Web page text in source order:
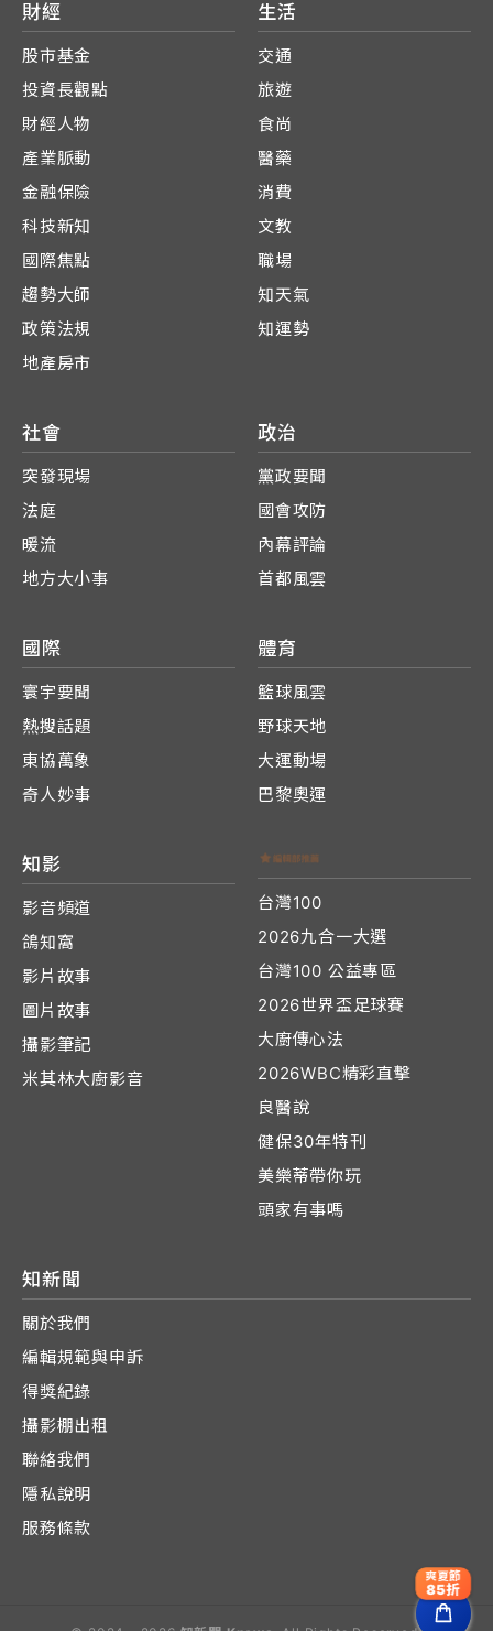
財經
股市基金
投資長觀點
財經人物
產業脈動
金融保險
科技新知
國際焦點
趨勢大師
政策法規
地產房市
生活
交通
旅遊
食尚
醫藥
消費
文教
職場
知天氣
知運勢
社會
突發現場
法庭
暖流
地方大小事
政治
黨政要聞
國會攻防
內幕評論
首都風雲
國際
寰宇要聞
熱搜話題
東協萬象
奇人妙事
體育
籃球風雲
野球天地
大運動場
巴黎奧運
知影
影音頻道
鴿知窩
影片故事
圖片故事
攝影筆記
米其林大廚影音
台灣100
2026九合一大選
台灣100 公益專區
2026世界盃足球賽
大廚傳心法
2026WBC精彩直擊
良醫說
健保30年特刊
美樂蒂帶你玩
頭家有事嗎
知新聞
關於我們
編輯規範與申訴
得獎紀錄
攝影棚出租
聯絡我們
隱私說明
服務條款
爽夏節
85折